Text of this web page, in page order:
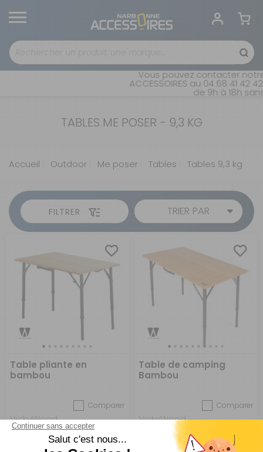
Vous pouvez contacter notre
ACCESSOIRES au 04 68 41 42
de 9h à 18h
TABLES ME POSER - 9,3 KG
Accueil Outdoor Me poser Tables Tables 9,3 kg
FILTRER TRIER PAR
Table pliante en
bambou
Comparer
VickyWood
Réf : 697345
SUR
COMMANDE
Table de camping
Bambou
Comparer
VickyWood
Réf : 697388 EN ARRIVAGE